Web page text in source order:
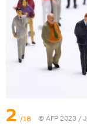
2 /18 © AFP 2023 /